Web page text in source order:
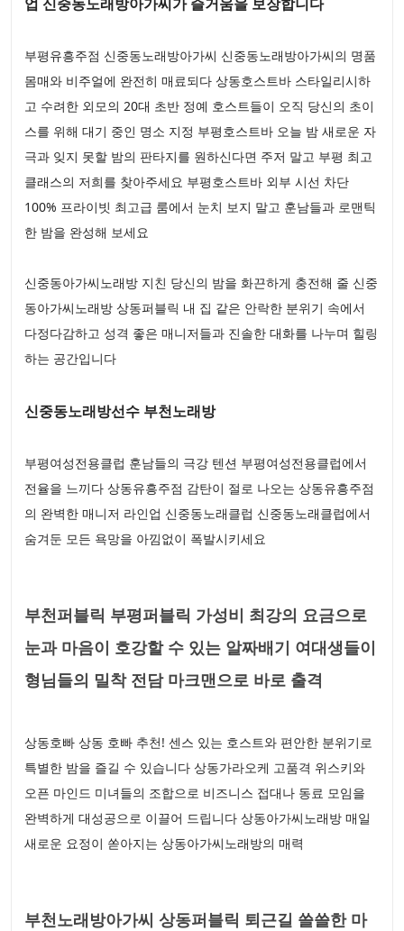
부평유흥주점 신중동노래방아가씨 신중동노래방아가씨의 명품
몸매와 비주얼에 완전히 매료되다 상동호스트바 스타일리시하
고 수려한 외모의 20대 초반 정예 호스트들이 오직 당신의 초이
스를 위해 대기 중인 명소 지정 부평호스트바 오늘 밤 새로운 자
극과 잊지 못할 밤의 판타지를 원하신다면 주저 말고 부평 최고
클래스의 저희를 찾아주세요 부평호스트바 외부 시선 차단
100% 프라이빗 최고급 룸에서 눈치 보지 말고 훈남들과 로맨틱
한 밤을 완성해 보세요
신중동아가씨노래방 지친 당신의 밤을 화끈하게 충전해 줄 신중
동아가씨노래방 상동퍼블릭 내 집 같은 안락한 분위기 속에서
다정다감하고 성격 좋은 매니저들과 진솔한 대화를 나누며 힐링
하는 공간입니다
신중동노래방선수 부천노래방
부평여성전용클럽 훈남들의 극강 텐션 부평여성전용클럽에서
전율을 느끼다 상동유흥주점 감탄이 절로 나오는 상동유흥주점
의 완벽한 매니저 라인업 신중동노래클럽 신중동노래클럽에서
숨겨둔 모든 욕망을 아낌없이 폭발시키세요
부천퍼블릭 부평퍼블릭 가성비 최강의 요금으로
눈과 마음이 호강할 수 있는 알짜배기 여대생들이
형님들의 밀착 전담 마크맨으로 바로 출격
상동호빠 상동 호빠 추천! 센스 있는 호스트와 편안한 분위기로
특별한 밤을 즐길 수 있습니다 상동가라오케 고품격 위스키와
오픈 마인드 미녀들의 조합으로 비즈니스 접대나 동료 모임을
완벽하게 대성공으로 이끌어 드립니다 상동아가씨노래방 매일
새로운 요정이 쏟아지는 상동아가씨노래방의 매력
부천노래방아가씨 상동퍼블릭 퇴근길 쓸쓸한 마